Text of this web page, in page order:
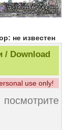
не известен
/ Download
use only!